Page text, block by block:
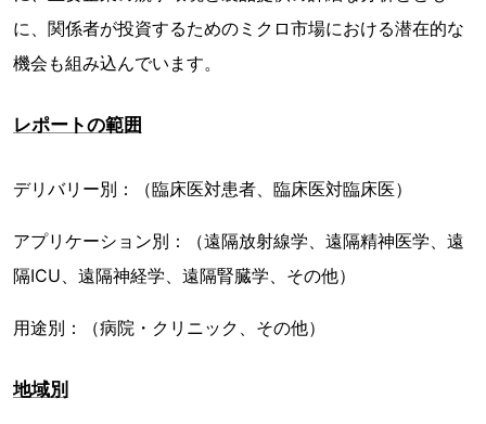
に、関係者が投資するためのミクロ市場における潜在的な
機会も組み込んでいます。
レポートの範囲
デリバリー別：（臨床医対患者、臨床医対臨床医）
アプリケーション別：（遠隔放射線学、遠隔精神医学、遠
隔ICU、遠隔神経学、遠隔腎臓学、その他）
用途別：（病院・クリニック、その他）
地域別